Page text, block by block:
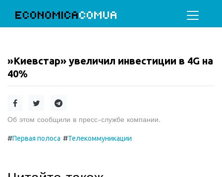
ECONOMICACOMUA
»Киевстар» увеличил инвестиции в 4G на
40%
Об этом сообщили в пресс-службе компании.
#Первая полоса #Телекоммуникации